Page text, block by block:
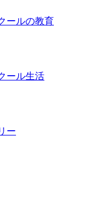
ールの教育
ール生活
ー